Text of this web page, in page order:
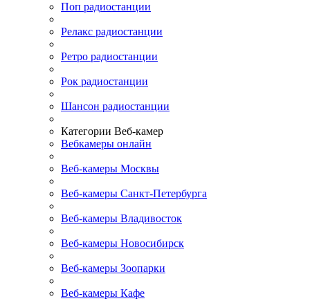
Поп радиостанции
Релакс радиостанции
Ретро радиостанции
Рок радиостанции
Шансон радиостанции
Категории Веб-камер
Вебкамеры онлайн
Веб-камеры Москвы
Веб-камеры Санкт-Петербурга
Веб-камеры Владивосток
Веб-камеры Новосибирск
Веб-камеры Зоопарки
Веб-камеры Кафе